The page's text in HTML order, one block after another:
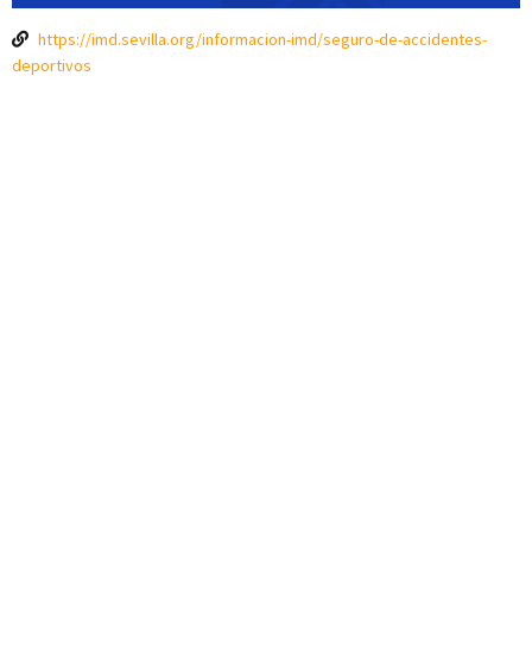
https://imd.sevilla.org/informacion-imd/seguro-de-accidentes-
deportivos